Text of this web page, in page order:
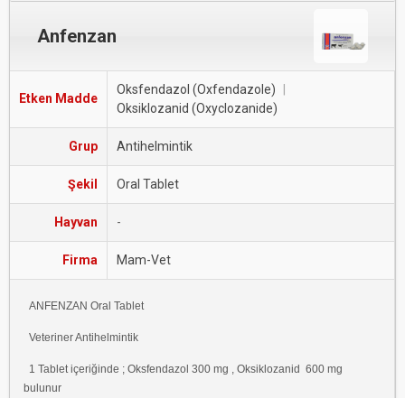
Anfenzan
Etken Madde
Oksfendazol (Oxfendazole)
Oksiklozanid (Oxyclozanide)
Grup Antihelmintik
Şekil Oral Tablet
Hayvan -
Firma Mam-Vet
ANFENZAN Oral Tablet
Veteriner Antihelmintik
1 Tablet içeriğinde ; Oksfendazol 300 mg , Oksiklozanid 600 mg
bulunur